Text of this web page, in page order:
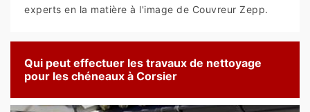
experts en la matière à l'image de Couvreur Zepp.
Qui peut effectuer les travaux de nettoyage
pour les chéneaux à Corsier